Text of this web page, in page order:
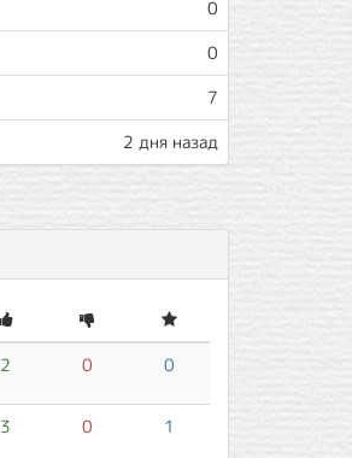
0
0
7
2 дня назад
2 0 0
3 0 1